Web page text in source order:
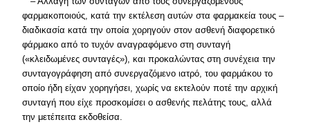
φαρμακοποιούς, κατά την εκτέλεση αυτών στα φαρμακεία τους –
διαδικασία κατά την οποία χορηγούν στον ασθενή διαφορετικό
φάρμακο από το τυχόν αναγραφόμενο στη συνταγή
(«κλειδωμένες συνταγές»), και προκαλώντας στη συνέχεια την
συνταγογράφηση από συνεργαζόμενο ιατρό, του φαρμάκου το
οποίο ήδη είχαν χορηγήσει, χωρίς να εκτελούν ποτέ την αρχική
συνταγή που είχε προσκομίσει ο ασθενής πελάτης τους, αλλά
την μετέπειτα εκδοθείσα.